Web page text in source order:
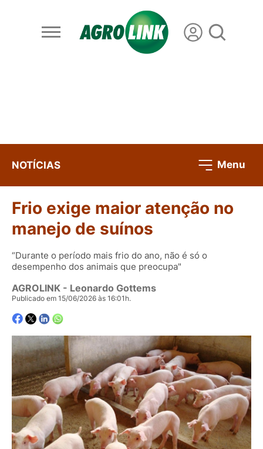
NOTÍCIAS Menu
Frio exige maior atenção no
manejo de suínos
“Durante o período mais frio do ano, não é só o
desempenho dos animais que preocupa"
AGROLINK - Leonardo Gottems
Publicado em 15/06/2026 às 16:01h.